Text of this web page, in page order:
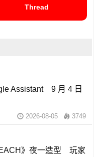
Thread
Assistant 9 月 4 日
2026-08-05 3749
》夜一造型 玩家